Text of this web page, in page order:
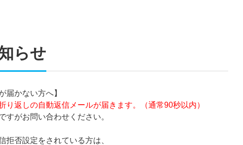
らせ
届かない方へ】
り返しの自動返信メールが届きます。（通常90秒以内）
すがお問い合わせください。
拒否設定をされている方は、